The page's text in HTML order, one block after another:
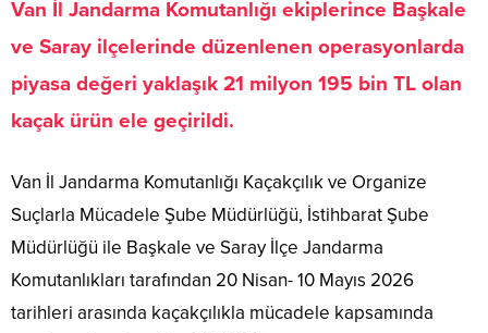
Van İl Jandarma Komutanlığı ekiplerince Başkale
ve Saray ilçelerinde düzenlenen operasyonlarda
piyasa değeri yaklaşık 21 milyon 195 bin TL olan
kaçak ürün ele geçirildi.
Van İl Jandarma Komutanlığı Kaçakçılık ve Organize
Suçlarla Mücadele Şube Müdürlüğü, İstihbarat Şube
Müdürlüğü ile Başkale ve Saray İlçe Jandarma
Komutanlıkları tarafından 20 Nisan- 10 Mayıs 2026
tarihleri arasında kaçakçılıkla mücadele kapsamında